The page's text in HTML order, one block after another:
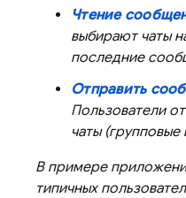
Чтение
выбирают чаты
последние
Отправить
Пользователи
чаты (групповые
В примере
типичных